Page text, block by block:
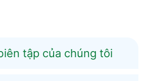
tập của chúng tôi